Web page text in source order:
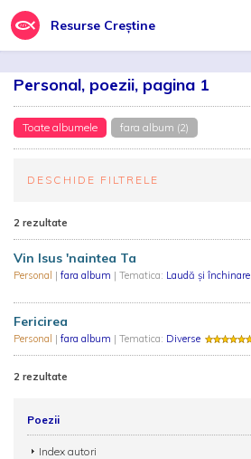
Resurse Creștine
Personal, poezii, pagina 1
Toate albumele fara album (2)
DESCHIDE FILTRELE
2 rezultate
Vin Isus 'naintea Ta
Personal | fara album | Tematica: Laudă și închinare
Fericirea
Personal | fara album | Tematica: Diverse
2 rezultate
Poezii
Index autori